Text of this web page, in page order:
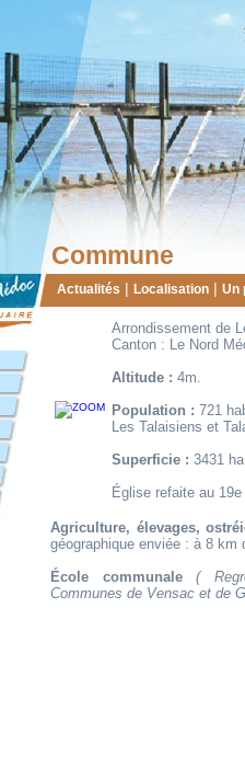
Commune
Actualités | Localisation | Un
Arrondissement de
Canton : Le Nord
Altitude : 4m.
Population : 721
Les Talaisiens et
Superficie : 3431
Église refaite au
Agriculture, élevages,
géographique enviée : à 8
École communale
(
Communes de Vensac et de